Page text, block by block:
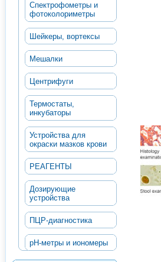
Спектрофометры и
фотоколориметры
Шейкеры, вортексы
Мешалки
Центрифуги
Термостаты,
инкубаторы
Устройства для
окраски мазков крови
РЕАГЕНТЫ
Дозирующие
устройства
ПЦР-диагностика
рН-метры и иономеры